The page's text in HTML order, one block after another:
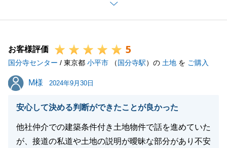
ので、今後ともよろしくお願い申し上げます。
お困り事などございましたら、お気軽にお声掛けくだ
お客様評価 5
国分寺センター / 東京都 小平市 （国分寺駅）の 土地 を ご購入
M様
M様 2024年9月30日
安心して決める判断ができたことが良かった
他社仲介での建築条件付き土地物件で話を進めていた
が、接道の私道や土地の説明が曖昧な部分があり不安